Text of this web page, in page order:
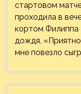
стартовом
проходила в
кортом Филиппа
дождя.
мне повезло